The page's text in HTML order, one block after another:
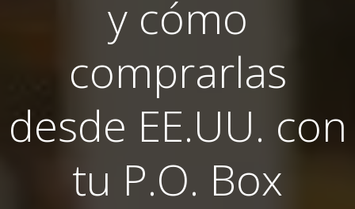
y cómo
comprarlas
desde EE.UU. con
tu P.O. Box